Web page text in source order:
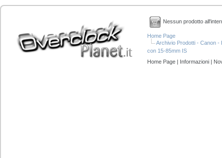
Nessun prodotto
Home Page
Archivio Prodotti - Canon -
con 15-85mm IS
Home Page | Informazioni |